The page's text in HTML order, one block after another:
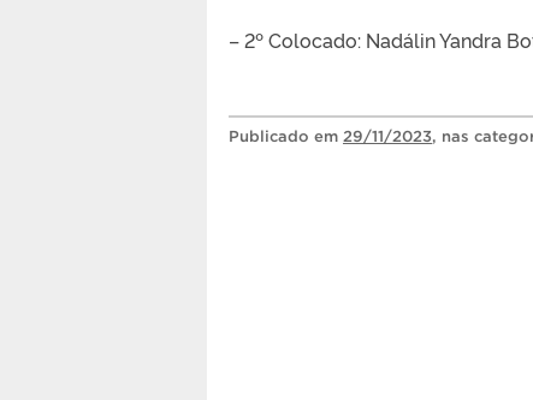
– 2º Colocado: Nadálin Yandra
Publicado em 29/11/2023, nas